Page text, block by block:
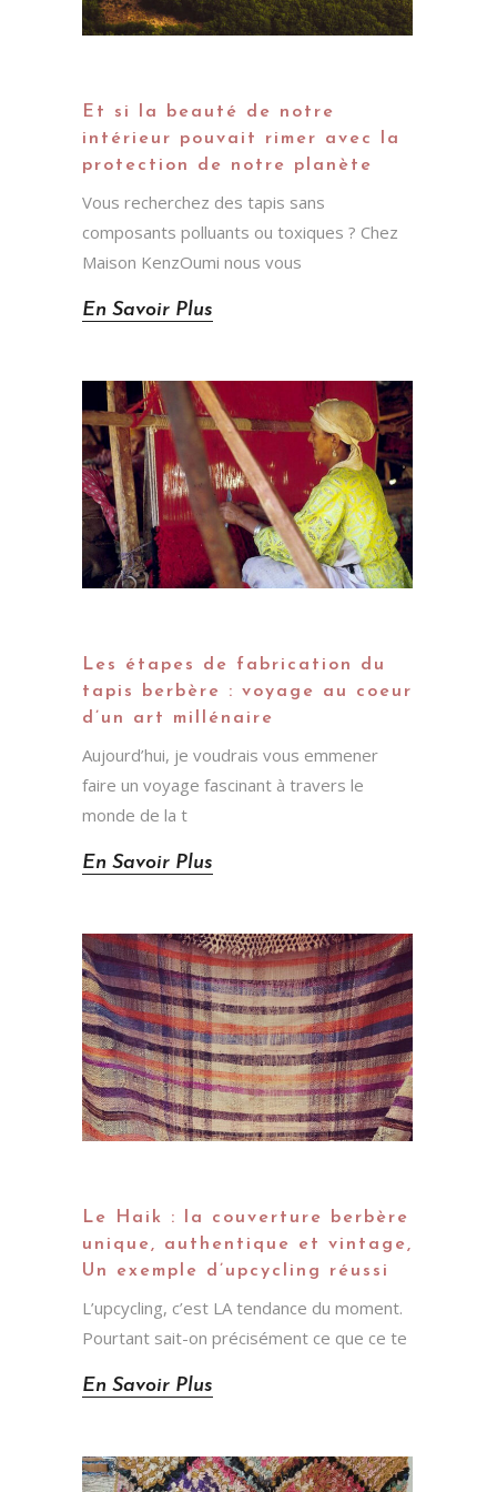
RÉNOVER MES SOLS, MAIS JE SUIS
MAINTENANT CONVAINCUE QUE
MODERNES, CONFÈRE À MON
EXCEPTIONNEL. LES TAPIS
RESTENT EN PLACE ET LEUR
MERCI KAMAR
CE TAPIS A TOTALEMENT
ILLUMINÉ MA PIÈCE, IL EST
CHALEUREUX, COLORÉ. IL SE
MARIE AVEC TOUTES MES DECOS.
ET À CHAQUE FOIS CETTE PETITE
CHANSON "J'ADORE TON TAPIS, TU
L'AS ACHETÉ OÙ?"
MODERNE CHALEUREUX,
RESPIRANT UNE AMBIANCE
INTÉRIEUR EST FAIT D’INSPIRATION
APPORTER DU CONTRASTE À
CHOSE D’AILLEURS, MAIS
QUI A FAIT PLUSIEURS
COMMANDES CHEZ ELLE POUR
Et si la beauté de notre
intérieur pouvait rimer avec la
protection de notre planète
Vous recherchez des tapis sans
composants polluants ou toxiques ? Chez
Maison KenzOumi nous vous
En Savoir Plus
Les étapes de fabrication du
tapis berbère : voyage au coeur
d’un art millénaire
Aujourd’hui, je voudrais vous emmener
faire un voyage fascinant à travers le
monde de la t
En Savoir Plus
Le Haik : la couverture berbère
unique, authentique et vintage,
Un exemple d’upcycling réussi
L’upcycling, c’est LA tendance du moment.
Pourtant sait-on précisément ce que ce te
En Savoir Plus